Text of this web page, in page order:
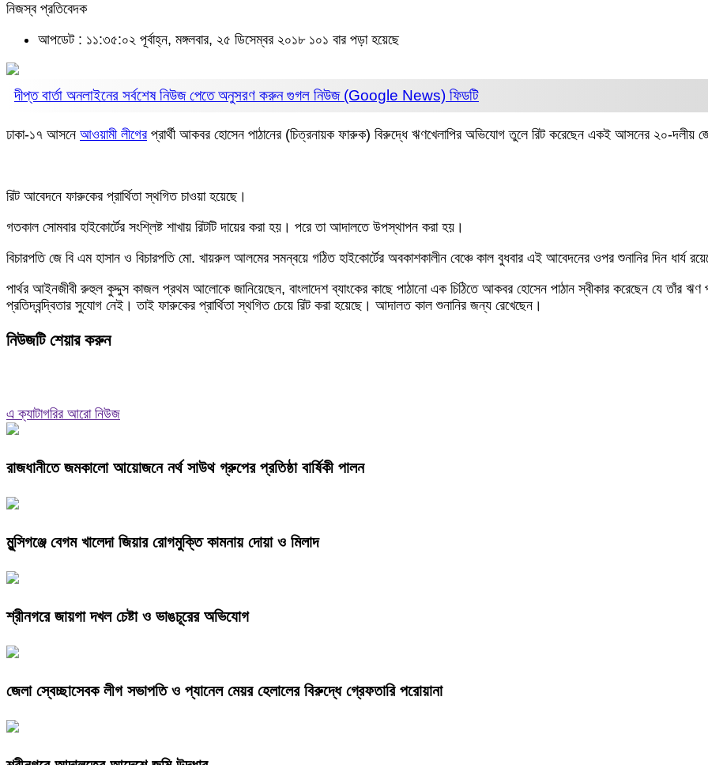
নিজস্ব প্রতিবেদক
আপডেট : ১১:৩৫:০২ পূর্বাহ্ন, মঙ্গলবার, ২৫ ডিসেম্বর ২০১৮ ১০১ বার পড়া হয়েছে
দীপ্ত বার্তা অনলাইনের সর্বশেষ নিউজ পেতে অনুসরণ করুনগুগল নিউজ (Google News) ফিডটি
ঢাকা-১৭ আসনে আওয়ামী লীগেরপ্রার্থী আকবর হোসেন পাঠানের (চিত্রনায়ক ফারুক) বিরুদ্ধে ঋণখেলাপির অভিযোগ তুলে রিট করেছেন একই আসনের ২০-দলীয়
রিট আবেদনে ফারুকের প্রার্থিতা স্থগিত চাওয়া হয়েছে।
গতকাল সোমবার হাইকোর্টের সংশ্লিষ্ট শাখায় রিটটি দায়ের করা হয়। পরে তা আদালতে উপস্থাপন করা হয়।
বিচারপতি জে বি এম হাসান ও বিচারপতি মো. খায়রুল আলমের সমন্বয়ে গঠিত হাইকোর্টের অবকাশকালীন বেঞ্চে কাল বুধবার এই আবেদনের ওপর শুনানির দিন ধার্য
পার্থর আইনজীবী রুহুল কুদ্দুস কাজল প্রথম আলোকে জানিয়েছেন, বাংলাদেশ ব্যাংকের কাছে পাঠানো এক চিঠিতে আকবর হোসেন পাঠান স্বীকার করেছেন যে তাঁর ঋণ
প্রতিদ্বন্দ্বিতার সুযোগ নেই। তাই ফারুকের প্রার্থিতা স্থগিত চেয়ে রিট করা হয়েছে। আদালত কাল শুনানির জন্য রেখেছেন।
নিউজটি শেয়ার করুন
এ ক্যাটাগরির আরো নিউজ
রাজধানীতে জমকালো আয়োজনে নর্থ সাউথ গ্রুপের প্রতিষ্ঠা বার্ষিকী পালন
মুন্সিগঞ্জে বেগম খালেদা জিয়ার রোগমুক্তি কামনায় দোয়া ও মিলাদ
শ্রীনগরে জায়গা দখল চেষ্টা ও ভাঙচূরের অভিযোগ
জেলা স্বেচ্ছাসেবক লীগ সভাপতি ও প্যানেল মেয়র হেলালের বিরুদ্ধে গ্রেফতারি পরোয়ানা